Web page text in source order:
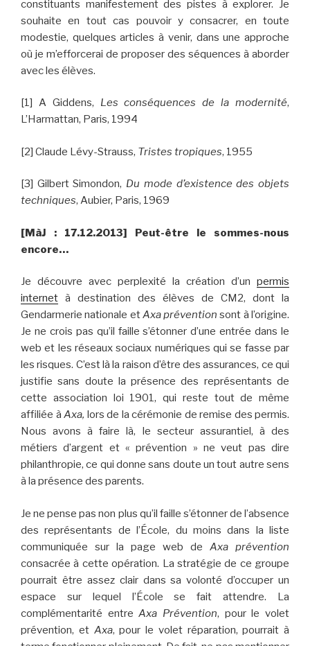
constituants manifestement des pistes à explorer. Je
souhaite en tout cas pouvoir y consacrer, en toute
modestie, quelques articles à venir, dans une approche
où je m’efforcerai de proposer des séquences à aborder
avec les élèves.
[1] A Giddens, Les conséquences de la modernité,
L’Harmattan, Paris, 1994
[2] Claude Lévy-Strauss, Tristes tropiques, 1955
[3] Gilbert Simondon, Du mode d’existence des objets
techniques, Aubier, Paris, 1969
[MàJ : 17.12.2013] Peut-être le sommes-nous
encore…
Je découvre avec perplexité la création d’un permis
internet à destination des élèves de CM2, dont la
Gendarmerie nationale etAxa prévention sont à l’origine.
Je ne crois pas qu’il faille s’étonner d’une entrée dans le
web et les réseaux sociaux numériques qui se fasse par
les risques. C’est là la raison d’être des assurances, ce qui
justifie sans doute la présence des représentants de
cette association loi 1901, qui reste tout de même
affiliée à Axa, lors de la cérémonie de remise des permis.
Nous avons à faire là, le secteur assurantiel, à des
métiers d’argent et « prévention » ne veut pas dire
philanthropie, ce qui donne sans doute un tout autre sens
à la présence des parents.
Je ne pense pas non plus qu’il faille s’étonner de l’absence
des représentants de l’École, du moins dans la liste
communiquée sur la page web de Axa prévention
consacrée à cette opération. La stratégie de ce groupe
pourrait être assez clair dans sa volonté d’occuper un
espace sur lequel l’École se fait attendre. La
complémentarité entreAxa Prévention, pour le volet
prévention, et Axa, pour le volet réparation, pourrait à